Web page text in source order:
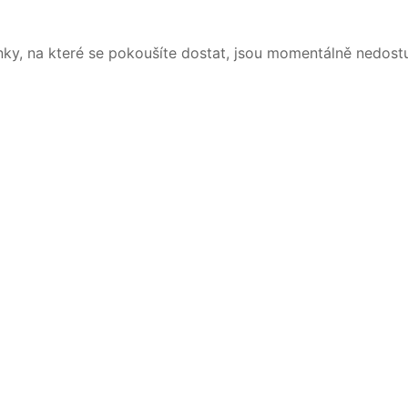
na které se pokoušíte dostat, jsou momentálně